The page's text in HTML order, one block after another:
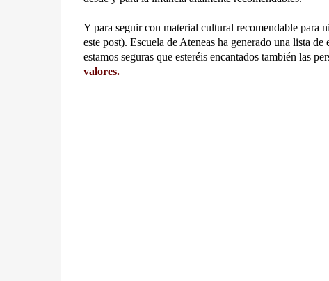
Y para seguir con material cultural recomendable para
este post). Escuela de Ateneas ha generado una lista
estamos seguras que esteréis encantados también las
valores.